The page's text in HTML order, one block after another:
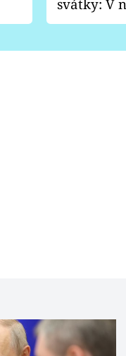
svátky: V
pondělí